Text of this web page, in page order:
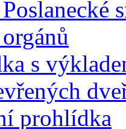
s
prohlídka